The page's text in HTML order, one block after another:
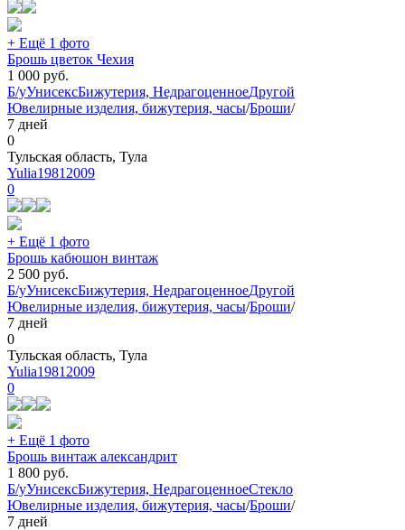
+ Ещё 1 фото
Брошь цветок Чехия
1 000 руб.
Б/уУнисексБижутерия, НедрагоценноеДругой
Ювелирные изделия, бижутерия, часы/Броши/
7 дней
0
Тульская область, Тула
Yulia19812009
0
+ Ещё 1 фото
Брошь кабюшон винтаж
2 500 руб.
Б/уУнисексБижутерия, НедрагоценноеДругой
Ювелирные изделия, бижутерия, часы/Броши/
7 дней
0
Тульская область, Тула
Yulia19812009
0
+ Ещё 1 фото
Брошь винтаж александрит
1 800 руб.
Б/уУнисексБижутерия, НедрагоценноеСтекло
Ювелирные изделия, бижутерия, часы/Броши/
7 дней